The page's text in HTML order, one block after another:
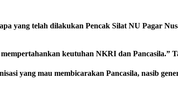
yang telah dilakukan Pencak Silat NU Pagar
keutuhan NKRI dan Pancasila.”
yang mau membicarakan Pancasila, nasib